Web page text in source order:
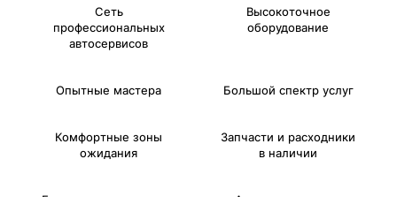
Сеть
профессиональных
автосервисов
Высокоточное
оборудование
Опытные мастера Большой спектр услуг
Комфортные зоны
ожидания
Запчасти и расходники
в наличии